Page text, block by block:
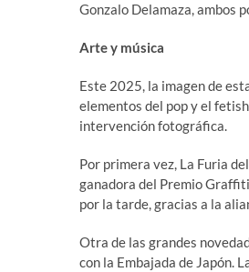
Gonzalo Delamaza, ambos
Arte y música
Este 2025, la imagen de
elementos del pop y el
intervención fotográfica.
Por primera vez, La Furia
ganadora del Premio
por la tarde, gracias a la
Otra de las grandes
con la Embajada de Japón.